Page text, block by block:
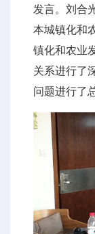
发言。刘合
本城镇化和
镇化和农业
关系进行了
问题进行了